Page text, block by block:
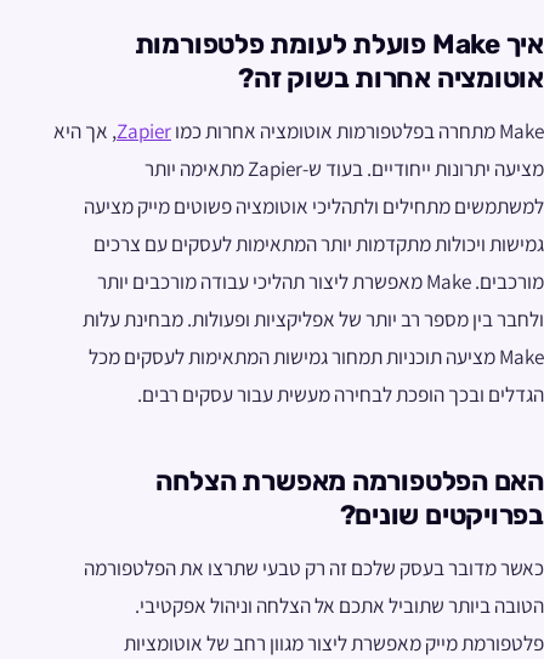
איךMake פועלת לעומת פלטפורמות
אוטומציה אחרות בשוק זה?
Make מתחרה בפלטפורמות אוטומציה אחרות כמו Zapier, אך היא
מציעה יתרונות ייחודיים. בעוד ש-Zapier מתאימה יותר
למשתמשים מתחילים ולתהליכי אוטומציה פשוטים מייק מציעה
גמישות ויכולות מתקדמות יותר המתאימות לעסקים עם צרכים
מורכבים. Make מאפשרת ליצור תהליכי עבודה מורכבים יותר
ולחבר בין מספר רב יותר של אפליקציות ופעולות. מבחינת עלות
Make מציעה תוכניות תמחור גמישות המתאימות לעסקים מכל
הגדלים ובכך הופכת לבחירה מעשית עבור עסקים רבים.
האם הפלטפורמה מאפשרת הצלחה
בפרויקטים שונים?
כאשר מדובר בעסק שלכם זה רק טבעי שתרצו את הפלטפורמה
הטובה ביותר שתוביל אתכם אל הצלחה וניהול אפקטיבי.
פלטפורמת מייק מאפשרת ליצור מגוון רחב של אוטומציות